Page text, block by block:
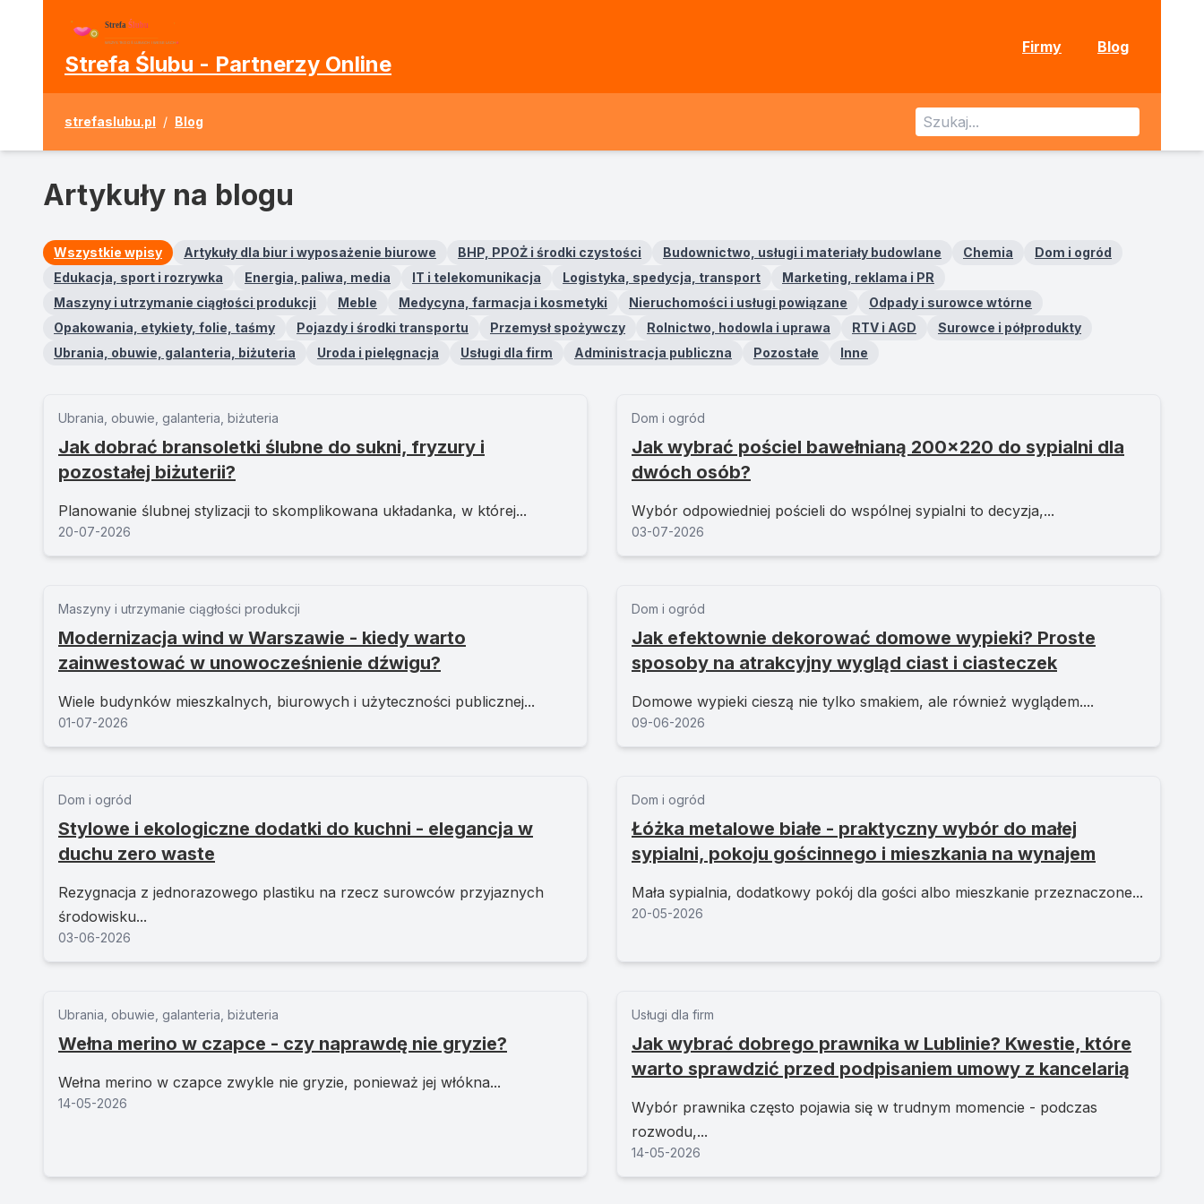
Strefa Ślubu - Partnerzy Online
Firmy Blog
strefaslubu.pl / Blog
Artykuły na blogu
Wszystkie wpisy Artykuły dla biur i wyposażenie biurowe BHP, PPOŻ i środki czystości Budownictwo, usługi i materiały budowlane Chemia
Dom i ogród
Edukacja, sport i rozrywka
Energia, paliwa, media IT i telekomunikacja Logistyka, spedycja, transport
Marketing, reklama i PR
Maszyny i utrzymanie ciągłości produkcji
Meble Medycyna, farmacja i kosmetyki Nieruchomości i usługi powiązane
Odpady i surowce wtórne
Opakowania, etykiety, folie, taśmy
Pojazdy i środki transportu Przemysł spożywczy Rolnictwo, hodowla i uprawa RTV i AGD
Surowce i półprodukty
Ubrania, obuwie, galanteria, biżuteria
Uroda i pielęgnacja Usługi dla firm Administracja publiczna Pozostałe Inne
Ubrania, obuwie, galanteria, biżuteria
Jak dobrać bransoletki ślubne do sukni, fryzury i
pozostałej biżuterii?
Planowanie ślubnej stylizacji to skomplikowana układanka, w której...
20-07-2026
Dom i ogród
Jak wybrać pościel bawełnianą 200x220 do sypialni dla
dwóch osób?
Wybór odpowiedniej pościeli do wspólnej sypialni to decyzja,...
03-07-2026
Maszyny i utrzymanie ciągłości produkcji
Modernizacja wind w Warszawie - kiedy warto
zainwestować w unowocześnienie dźwigu?
Wiele budynków mieszkalnych, biurowych i użyteczności publicznej...
01-07-2026
Dom i ogród
Jak efektownie dekorować domowe wypieki? Proste
sposoby na atrakcyjny wygląd ciast i ciasteczek
Domowe wypieki cieszą nie tylko smakiem, ale również wyglądem....
09-06-2026
Dom i ogród
Stylowe i ekologiczne dodatki do kuchni - elegancja w
duchu zero waste
Rezygnacja z jednorazowego plastiku na rzecz surowców przyjaznych
środowisku...
03-06-2026
Dom i ogród
Łóżka metalowe białe - praktyczny wybór do małej
sypialni, pokoju gościnnego i mieszkania na wynajem
Mała sypialnia, dodatkowy pokój dla gości albo mieszkanie przeznaczone...
20-05-2026
Ubrania, obuwie, galanteria, biżuteria
Wełna merino w czapce - czy naprawdę nie gryzie?
Wełna merino w czapce zwykle nie gryzie, ponieważ jej włókna...
14-05-2026
Usługi dla firm
Jak wybrać dobrego prawnika w Lublinie? Kwestie, które
warto sprawdzić przed podpisaniem umowy z kancelarią
Wybór prawnika często pojawia się w trudnym momencie - podczas
rozwodu,...
14-05-2026